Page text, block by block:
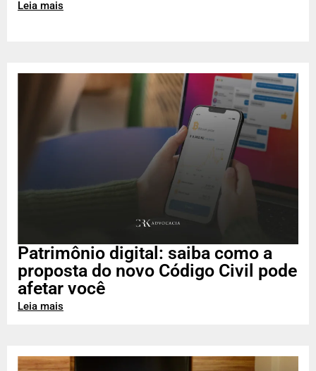
Leia mais
Patrimônio digital: saiba como a
proposta do novo Código Civil pode
afetar você
Leia mais